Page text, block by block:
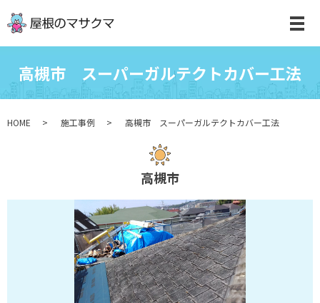
高槻市 スーパーガルテクトカバー工法
HOME 施工事例 高槻市 スーパーガルテクトカバー工法
高槻市